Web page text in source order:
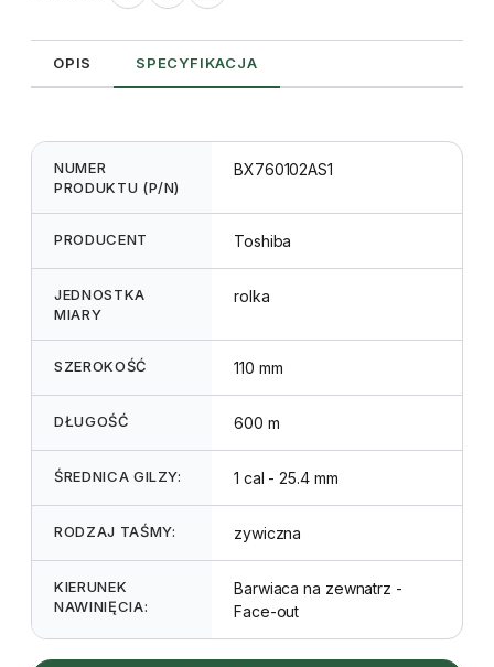
krawędziowa
OPIS SPECYFIKACJA
NUMER
PRODUKTU (P/N)
BX760102AS1
PRODUCENT Toshiba
JEDNOSTKA
MIARY
rolka
SZEROKOŚĆ 110 mm
DŁUGOŚĆ 600 m
ŚREDNICA GILZY: 1 cal - 25.4 mm
RODZAJ TAŚMY: zywiczna
KIERUNEK
NAWINIĘCIA:
Barwiaca na zewnatrz -
Face-out